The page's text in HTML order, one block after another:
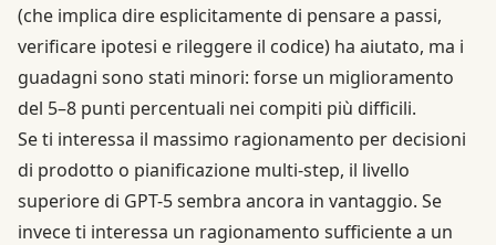
(che implica dire esplicitamente di pensare a passi,
verificare ipotesi e rileggere il codice) ha aiutato, ma i
guadagni sono stati minori: forse un miglioramento
del 5–8 punti percentuali nei compiti più difficili.
Se ti interessa il massimo ragionamento per decisioni
di prodotto o pianificazione multi-step, il livello
superiore di GPT-5 sembra ancora in vantaggio. Se
invece ti interessa un ragionamento sufficiente a un